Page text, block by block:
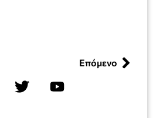
Επόμενο